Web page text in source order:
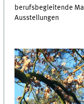
berufsbegleitende
Ausstellungen